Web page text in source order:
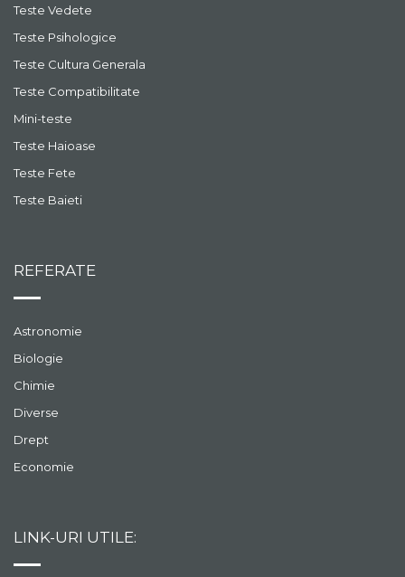
Teste Vedete
Teste Psihologice
Teste Cultura Generala
Teste Compatibilitate
Mini-teste
Teste Haioase
Teste Fete
Teste Baieti
REFERATE
Astronomie
Biologie
Chimie
Diverse
Drept
Economie
LINK-URI UTILE: